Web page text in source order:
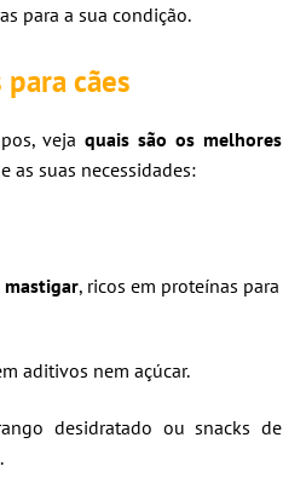
para a sua condição.
cães
vejaquais são os melhores
as suas necessidades:
mastigar, ricos em proteínas para
aditivos nem açúcar.
desidratado ou snacks de